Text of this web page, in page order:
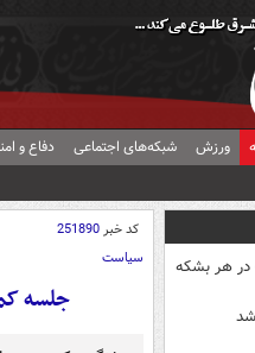
ورزش شبکه‌های اجتماعی دفاع و
دلار و ۵۵ سنت در هر بشکه
کد خبر251890
سیاست
جلسه کمیسیون اصل